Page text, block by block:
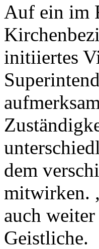
Auf ein im
initiiertes
dem
mitwirken.
auch
Geistliche.